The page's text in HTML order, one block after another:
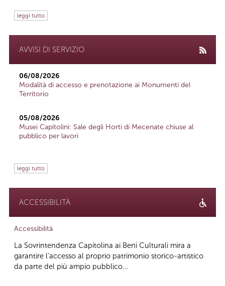
leggi tutto
AVVISI DI SERVIZIO
06/08/2026
Modalità di accesso e prenotazione ai Monumenti del
Territorio
05/08/2026
Musei Capitolini: Sale degli Horti di Mecenate chiuse al
pubblico per lavori
leggi tutto
ACCESSIBILITÀ
Accessibilità
La Sovrintendenza Capitolina ai Beni Culturali mira a
garantire l’accesso al proprio patrimonio storico-artistico
da parte del più ampio pubblico...